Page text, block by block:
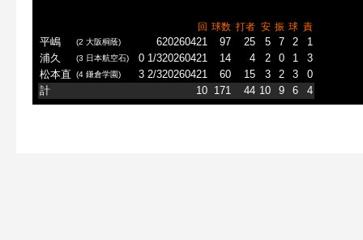
回 球数 打者 安 振 球 責
平嶋 (2 大阪桐蔭) 620260421 97 25 5 7 2
1
浦久
(3 日本航空石) 0 1/320260421 14 4 2 0 1
3
松本直
(4 鎌倉学園) 3 2/320260421 60 15 3 2 3
0
計
10 171 44 10 9 6 4